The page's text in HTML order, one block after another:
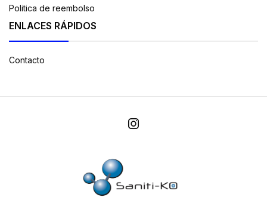
Politica de reembolso
ENLACES RÁPIDOS
Contacto